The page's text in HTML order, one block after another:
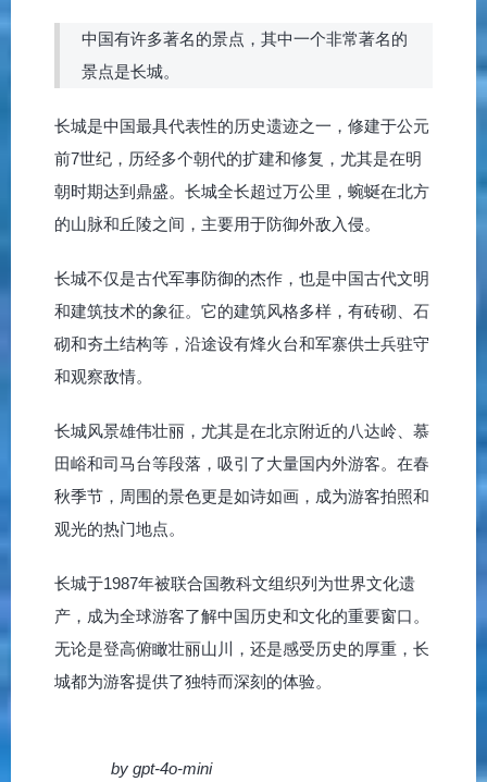
中国有许多著名的景点，其中一个非常著名的
景点是长城。
长城是中国最具代表性的历史遗迹之一，修建于公元
前7世纪，历经多个朝代的扩建和修复，尤其是在明
朝时期达到鼎盛。长城全长超过万公里，蜿蜒在北方
的山脉和丘陵之间，主要用于防御外敌入侵。
长城不仅是古代军事防御的杰作，也是中国古代文明
和建筑技术的象征。它的建筑风格多样，有砖砌、石
砌和夯土结构等，沿途设有烽火台和军寨供士兵驻守
和观察敌情。
长城风景雄伟壮丽，尤其是在北京附近的八达岭、慕
田峪和司马台等段落，吸引了大量国内外游客。在春
秋季节，周围的景色更是如诗如画，成为游客拍照和
观光的热门地点。
长城于1987年被联合国教科文组织列为世界文化遗
产，成为全球游客了解中国历史和文化的重要窗口。
无论是登高俯瞰壮丽山川，还是感受历史的厚重，长
城都为游客提供了独特而深刻的体验。
by gpt-4o-mini